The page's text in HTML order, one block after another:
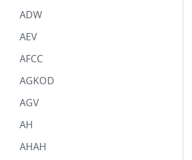
ADW
AEV
AFCC
AGKOD
AGV
AH
AHAH